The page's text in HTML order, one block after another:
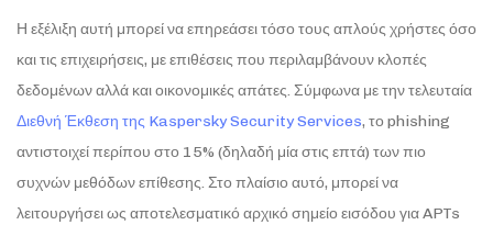
Η εξέλιξη αυτή μπορεί να επηρεάσει τόσο τους απλούς χρήστες όσο
και τις επιχειρήσεις, με επιθέσεις που περιλαμβάνουν κλοπές
δεδομένων αλλά και οικονομικές απάτες. Σύμφωνα με την τελευταία
Διεθνή Έκθεση της Kaspersky Security Services, το phishing
αντιστοιχεί περίπου στο 15% (δηλαδή μία στις επτά) των πιο
συχνών μεθόδων επίθεσης. Στο πλαίσιο αυτό, μπορεί να
λειτουργήσει ως αποτελεσματικό αρχικό σημείο εισόδου για APTs